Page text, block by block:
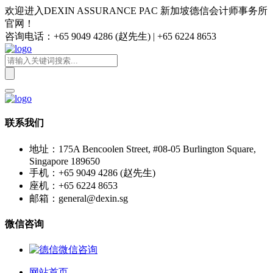
欢迎进入DEXIN ASSURANCE PAC 新加坡德信会计师事务所
官网！
咨询电话：+65 9049 4286 (赵先生) | +65 6224 8653
联系我们
地址：175A Bencoolen Street, #08-05 Burlington Square,
Singapore 189650
手机：+65 9049 4286 (赵先生)
座机：+65 6224 8653
邮箱：general@dexin.sg
微信咨询